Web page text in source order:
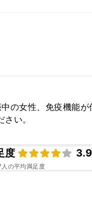
の女性、免疫機能
い。
度
人の平均満足度